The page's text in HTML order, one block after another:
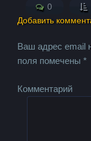
0
Добавить
Ваш адрес email
поля помечены*
Комментарий